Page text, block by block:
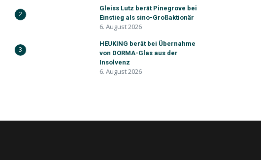
2
Gleiss Lutz berät Pinegrove bei
Einstieg als sino-Großaktionär
6. August 2026
3
HEUKING berät bei Übernahme
von DORMA-Glas aus der
Insolvenz
6. August 2026